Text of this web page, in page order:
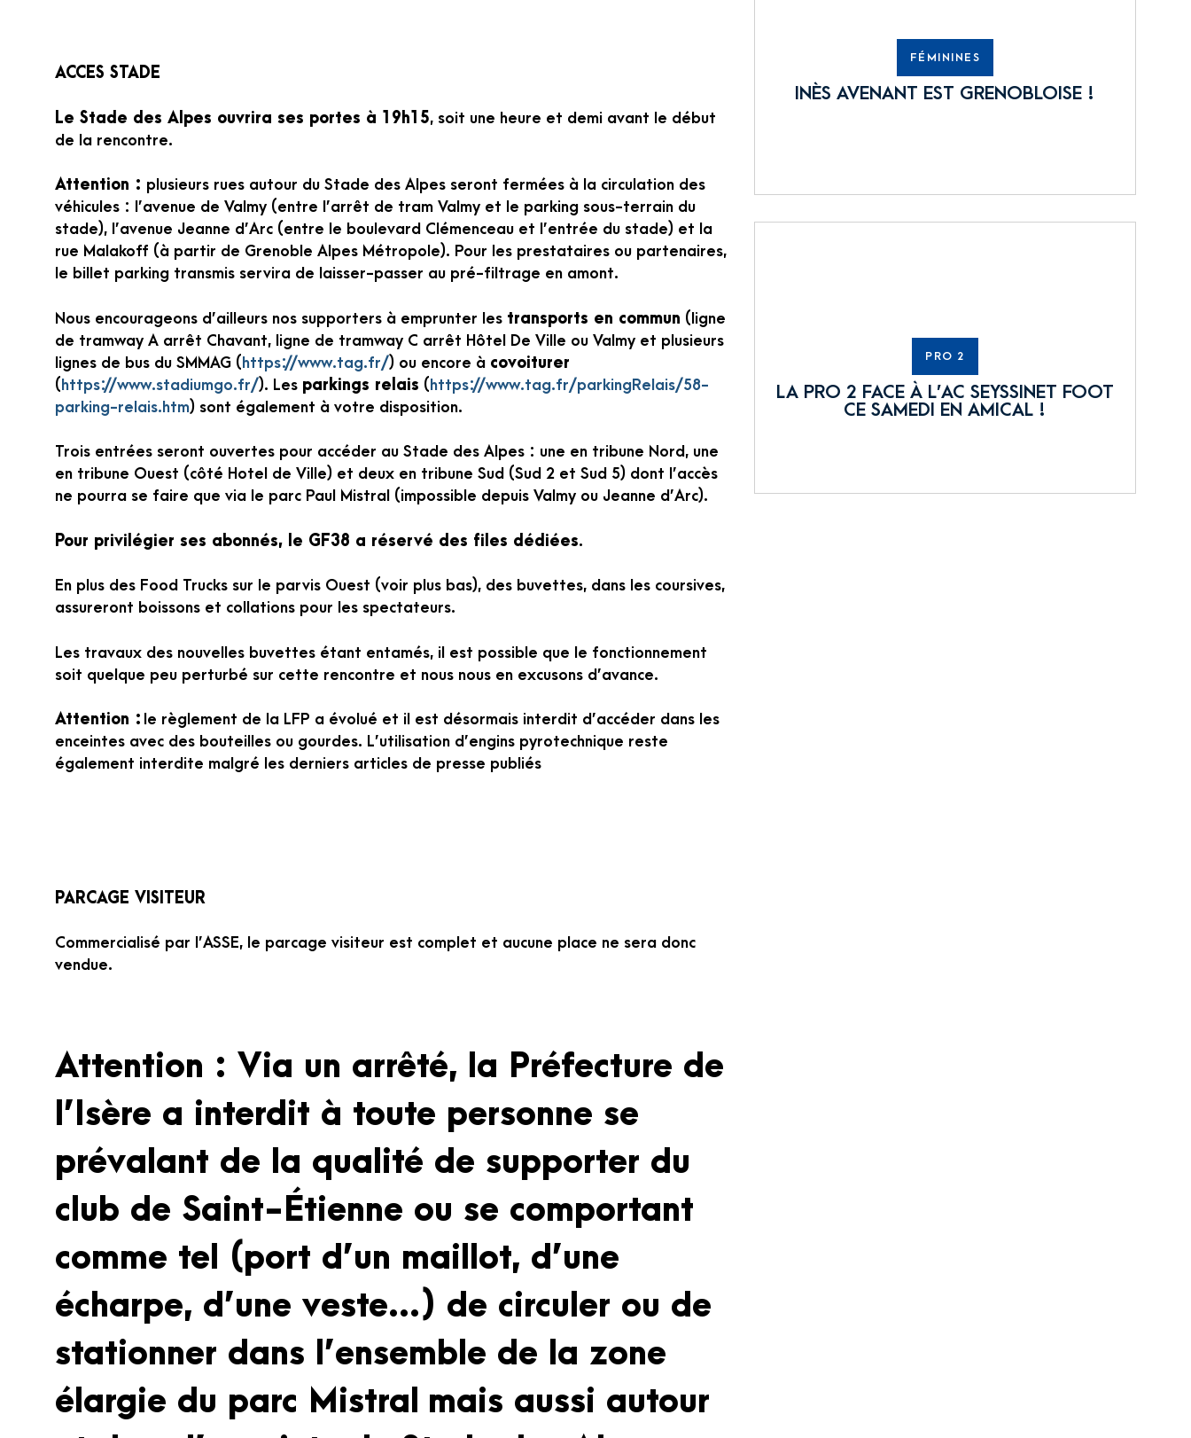
ACCES STADE
Le Stade des Alpes ouvrira ses portes à 19h15, soit une heure et demi avant le début
de la rencontre.
Attention : plusieurs rues autour du Stade des Alpes seront fermées à la circulation des
véhicules : l’avenue de Valmy (entre l’arrêt de tram Valmy et le parking sous-terrain du
stade), l’avenue Jeanne d’Arc (entre le boulevard Clémenceau et l’entrée du stade) et la
rue Malakoff (à partir de Grenoble Alpes Métropole). Pour les prestataires ou partenaires,
le billet parking transmis servira de laisser-passer au pré-filtrage en amont.
Nous encourageons d’ailleurs nos supporters à emprunter les transports en commun (ligne
de tramway A arrêt Chavant, ligne de tramway C arrêt Hôtel De Ville ou Valmy et plusieurs
lignes de bus du SMMAG ( https://www.tag.fr/) ou encore à covoiturer
( https://www.stadiumgo.fr/). Les parkings relais ( https://www.tag.fr/parkingRelais/58-
parking-relais.htm) sont également à votre disposition.
Trois entrées seront ouvertes pour accéder au Stade des Alpes : une en tribune Nord, une
en tribune Ouest (côté Hotel de Ville) et deux en tribune Sud (Sud 2 et Sud 5) dont l’accès
ne pourra se faire que via le parc Paul Mistral (impossible depuis Valmy ou Jeanne d’Arc).
Pour privilégier ses abonnés, le GF38 a réservé des files dédiées.
En plus des Food Trucks sur le parvis Ouest (voir plus bas), des buvettes, dans les coursives,
assureront boissons et collations pour les spectateurs.
Les travaux des nouvelles buvettes étant entamés, il est possible que le fonctionnement
soit quelque peu perturbé sur cette rencontre et nous nous en excusons d’avance.
Attention : le règlement de la LFP a évolué et il est désormais interdit d’accéder dans les
enceintes avec des bouteilles ou gourdes. L’utilisation d’engins pyrotechnique reste
également interdite malgré les derniers articles de presse publiés
PARCAGE VISITEUR
Commercialisé par l’ASSE, le parcage visiteur est complet et aucune place ne sera donc
vendue.
Attention : Via un arrêté, la Préfecture de
l’Isère a interdit à toute personne se
prévalant de la qualité de supporter du
club de Saint-Étienne ou se comportant
comme tel (port d’un maillot, d’une
écharpe, d’une veste…) de circuler ou de
stationner dans l’ensemble de la zone
élargie du parc Mistral mais aussi autour
FÉMININES
INÈS AVENANT EST GRENOBLOISE !
PRO 2
LA PRO 2 FACE À L’AC SEYSSINET FOOT
CE SAMEDI EN AMICAL !